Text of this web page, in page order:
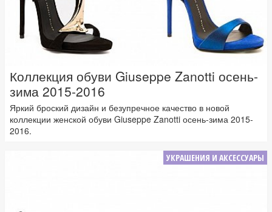
Коллекция обуви Giuseppe Zanotti осень-
зима 2015-2016
Яркий броский дизайн и безупречное качество в новой
коллекции женской обуви Giuseppe Zanotti осень-зима 2015-
2016.
УКРАШЕНИЯ И АКСЕССУАРЫ